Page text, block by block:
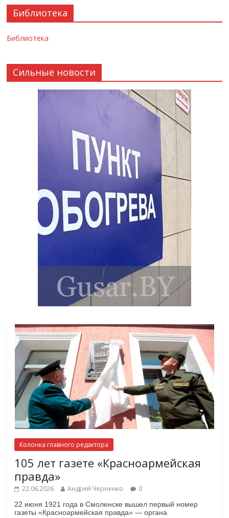
Библиотека
Библиотека
Сильные новости
Колонка главного редактора
105 лет газете «Красноармейская
правда»
22.06.2026 Андрей Черненко 0
22 июня 1921 года в Смоленске вышел первый номер
газеты «Красноармейская правда» — органа